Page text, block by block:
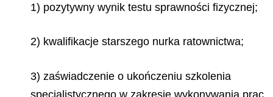
1) pozytywny wynik testu sprawności fizycznej;
2) kwalifikacje starszego nurka ratownictwa;
3) zaświadczenie o ukończeniu szkolenia
specjalistycznego w zakresie wykonywania prac